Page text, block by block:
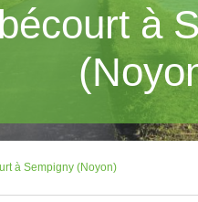
à
à Sempigny (Noyon)